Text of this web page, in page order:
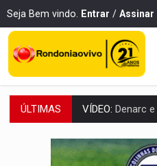
Seja Bem vindo. Entrar / Assinar
ÚLTIMAS OPERAÇÃO DA
ENTRADA